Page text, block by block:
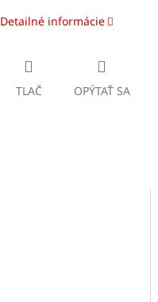
Detailné informácie
TLAČ OPÝTAŤ SA